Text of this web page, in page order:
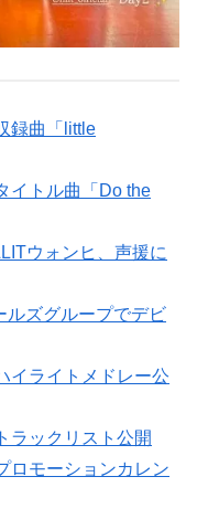
録曲「little
イトル曲「Do the
ウォンヒ、声援に
ルズグループでデビ
イライトメドレー公
ラックリスト公開
ロモーションカレン